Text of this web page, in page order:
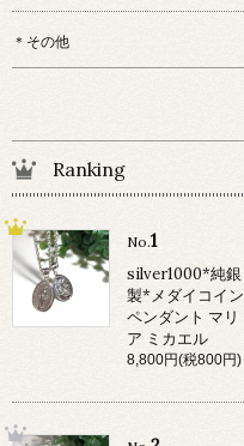
＊その他
Ranking
No.1
silver1000*純銀
製*メダイコイン
ペンダント マリ
ア ミカエル
8,800円(税800円)